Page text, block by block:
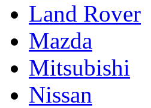
Land Rover
Mazda
Mitsubishi
Nissan